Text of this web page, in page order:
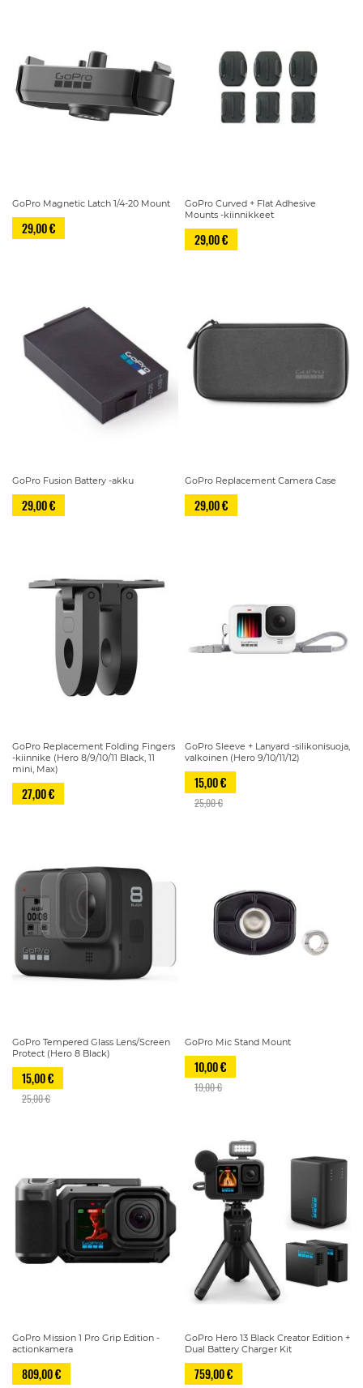
GoPro Magnetic Latch 1/4-20 Mount
29,00 €
GoPro Curved + Flat Adhesive
Mounts -kiinnikkeet
29,00 €
GoPro Fusion Battery -akku
29,00 €
GoPro Replacement Camera Case
29,00 €
GoPro Replacement Folding Fingers
-kiinnike (Hero 8/9/10/11 Black, 11
mini, Max)
27,00 €
GoPro Sleeve + Lanyard -silikonisuoja,
valkoinen (Hero 9/10/11/12)
15,00 €
25,00 €
GoPro Tempered Glass Lens/Screen
Protect (Hero 8 Black)
15,00 €
25,00 €
GoPro Mic Stand Mount
10,00 €
19,00 €
GoPro Mission 1 Pro Grip Edition -
actionkamera
809,00 €
GoPro Hero 13 Black Creator Edition +
Dual Battery Charger Kit
759,00 €